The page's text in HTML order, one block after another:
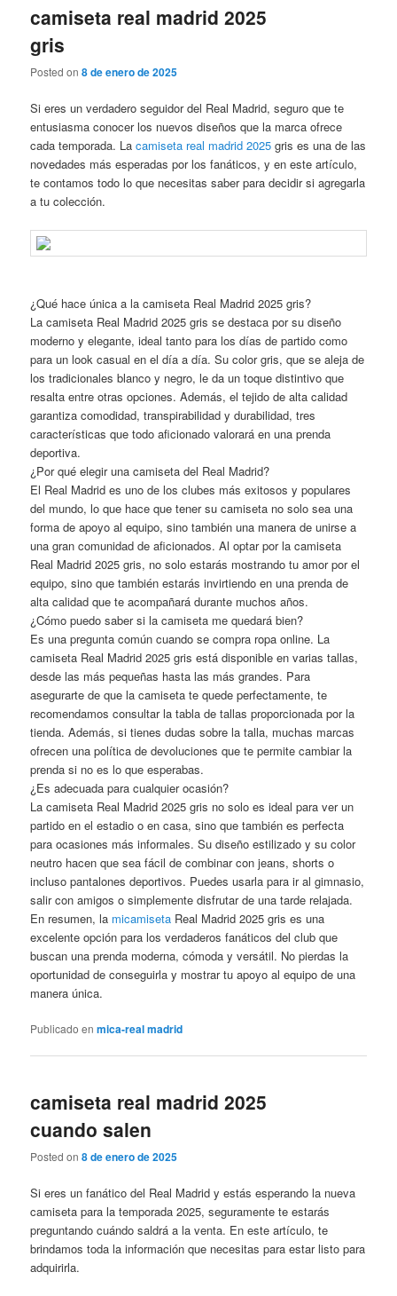
camiseta real madrid 2025
gris
Posted on8 de enero de 2025
Si eres un verdadero seguidor del Real Madrid, seguro que te
entusiasma conocer los nuevos diseños que la marca ofrece
cada temporada. Lacamiseta real madrid 2025 gris es una de las
novedades más esperadas por los fanáticos, y en este artículo,
te contamos todo lo que necesitas saber para decidir si agregarla
a tu colección.
¿Qué hace única a la camiseta Real Madrid 2025 gris?
La camiseta Real Madrid 2025 gris se destaca por su diseño
moderno y elegante, ideal tanto para los días de partido como
para un look casual en el día a día. Su color gris, que se aleja de
los tradicionales blanco y negro, le da un toque distintivo que
resalta entre otras opciones. Además, el tejido de alta calidad
garantiza comodidad, transpirabilidad y durabilidad, tres
características que todo aficionado valorará en una prenda
deportiva.
¿Por qué elegir una camiseta del Real Madrid?
El Real Madrid es uno de los clubes más exitosos y populares
del mundo, lo que hace que tener su camiseta no solo sea una
forma de apoyo al equipo, sino también una manera de unirse a
una gran comunidad de aficionados. Al optar por la camiseta
Real Madrid 2025 gris, no solo estarás mostrando tu amor por el
equipo, sino que también estarás invirtiendo en una prenda de
alta calidad que te acompañará durante muchos años.
¿Cómo puedo saber si la camiseta me quedará bien?
Es una pregunta común cuando se compra ropa online. La
camiseta Real Madrid 2025 gris está disponible en varias tallas,
desde las más pequeñas hasta las más grandes. Para
asegurarte de que la camiseta te quede perfectamente, te
recomendamos consultar la tabla de tallas proporcionada por la
tienda. Además, si tienes dudas sobre la talla, muchas marcas
ofrecen una política de devoluciones que te permite cambiar la
prenda si no es lo que esperabas.
¿Es adecuada para cualquier ocasión?
La camiseta Real Madrid 2025 gris no solo es ideal para ver un
partido en el estadio o en casa, sino que también es perfecta
para ocasiones más informales. Su diseño estilizado y su color
neutro hacen que sea fácil de combinar con jeans, shorts o
incluso pantalones deportivos. Puedes usarla para ir al gimnasio,
salir con amigos o simplemente disfrutar de una tarde relajada.
En resumen, la micamiseta Real Madrid 2025 gris es una
excelente opción para los verdaderos fanáticos del club que
buscan una prenda moderna, cómoda y versátil. No pierdas la
oportunidad de conseguirla y mostrar tu apoyo al equipo de una
manera única.
Publicado en mica-real madrid
camiseta real madrid 2025
cuando salen
Posted on8 de enero de 2025
Si eres un fanático del Real Madrid y estás esperando la nueva
camiseta para la temporada 2025, seguramente te estarás
preguntando cuándo saldrá a la venta. En este artículo, te
brindamos toda la información que necesitas para estar listo para
adquirirla.